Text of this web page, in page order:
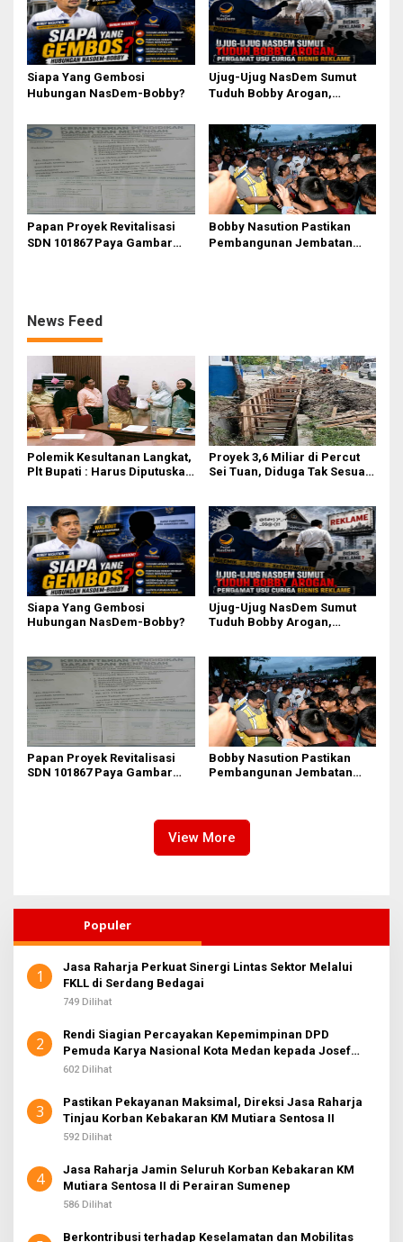
Informasi
Siapa Yang Gembosi
Hubungan NasDem-Bobby?
Ujug-Ujug NasDem Sumut
Tuduh Bobby Arogan,
Reklame
Papan Proyek Revitalisasi
SDN 101867 Paya Gambar
Bobby Nasution Pastikan
Pembangunan Jembatan
News Feed
Polemik Kesultanan Langkat,
Plt Bupati : Harus Diputuskan
Proyek 3,6 Miliar di Percut
Sei Tuan, Diduga Tak Sesuai
Tercantum di Papan
Informasi
Siapa Yang Gembosi
Hubungan NasDem-Bobby?
Ujug-Ujug NasDem Sumut
Tuduh Bobby Arogan,
Papan Proyek Revitalisasi
SDN 101867 Paya Gambar
Bobby Nasution Pastikan
Pembangunan Jembatan
View More
Populer
1
Jasa Raharja Perkuat Sinergi Lintas Sektor Melalui
FKLL di Serdang Bedagai
749 Dilihat
2
Rendi Siagian Percayakan Kepemimpinan DPD
Pemuda Karya Nasional Kota Medan kepada Josef
Sembiring
602 Dilihat
3
Pastikan Pekayanan Maksimal, Direksi Jasa Raharja
Tinjau Korban Kebakaran KM Mutiara Sentosa II
592 Dilihat
4
Jasa Raharja Jamin Seluruh Korban Kebakaran KM
Mutiara Sentosa II di Perairan Sumenep
586 Dilihat
Berkontribusi terhadap Keselamatan dan Mobilitas